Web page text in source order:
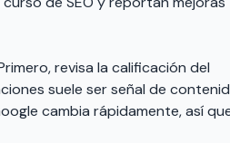
revisa la calificación del
suele ser señal de
cambia rápidamente, así